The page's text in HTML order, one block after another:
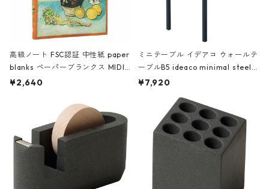
高級ノート FSC認証 中性紙 paper
blanks ペーパーブランクス MIDI
ハードカバー 罫線 ヴァン・ゴッホ
¥2,640
ミニテーブル イデアコ ウォールテ
ーブルB5 ideaco minimal steel f
urniture WALL Table B5 ネイビー
¥7,920